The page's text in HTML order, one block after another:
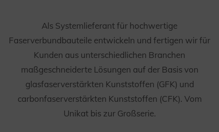
Als Systemlieferant für hochwertige
Faserverbundbauteile entwickeln und fertigen wir für
Kunden aus unterschiedlichen Branchen
maßgeschneiderte Lösungen auf der Basis von
glasfaserverstärkten Kunststoffen (GFK) und
carbonfaserverstärkten Kunststoffen (CFK). Vom
Unikat bis zur Großserie.